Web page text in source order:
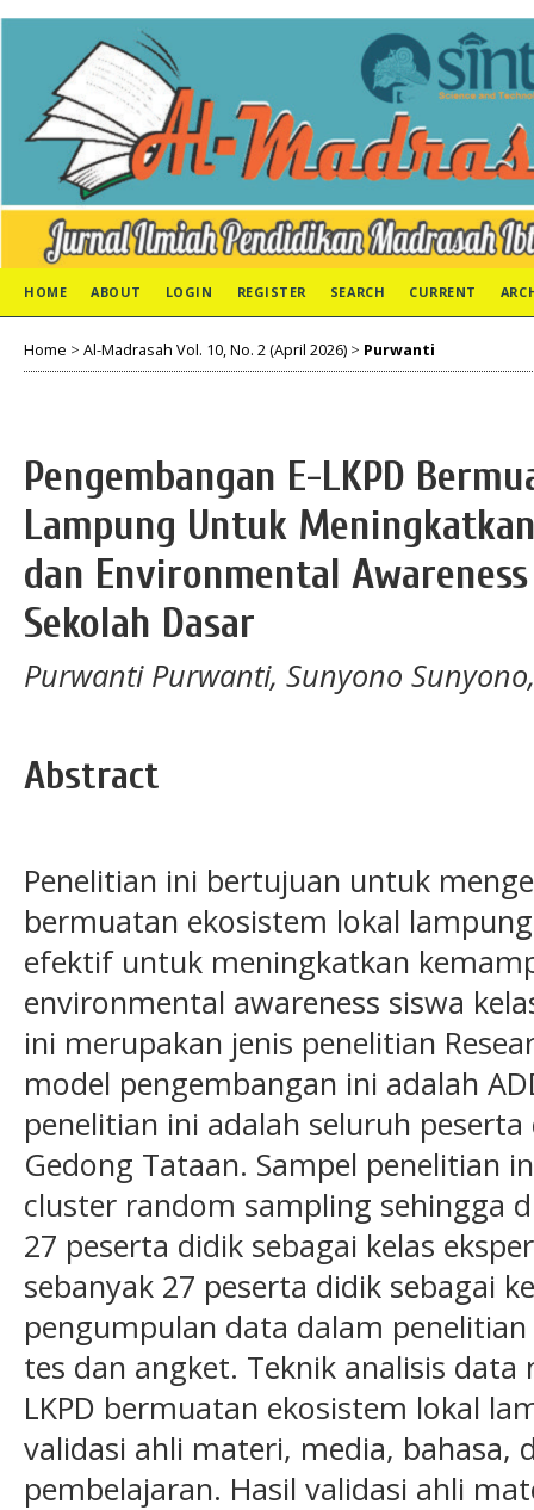
HOME ABOUT LOGIN REGISTER SEARCH CURRENT
Home > Al-Madrasah Vol. 10, No. 2 (April 2026) > Purwanti
Pengembangan E-LKPD
Lampung Untuk
dan Environmental
Sekolah Dasar
Purwanti Purwanti, Sunyono
Abstract
Penelitian ini bertujuan untuk
bermuatan ekosistem lokal
efektif untuk meningkatkan
environmental awareness siswa
ini merupakan jenis penelitian
model pengembangan ini adalah
penelitian ini adalah seluruh peserta
Gedong Tataan. Sampel penelitian
cluster random sampling sehingga
27 peserta didik sebagai kelas
sebanyak 27 peserta didik sebagai
pengumpulan data dalam
tes dan angket. Teknik analisis data
LKPD bermuatan ekosistem lokal
validasi ahli materi, media, bahasa,
pembelajaran. Hasil validasi ahli